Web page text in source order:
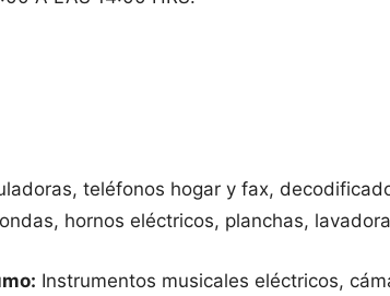
teléfonos hogar y fax,
hornos eléctricos, planchas,
Instrumentos musicales eléctricos,